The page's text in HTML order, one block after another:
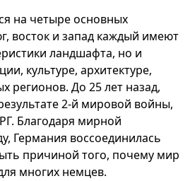
на четыре основных
восток и запад каждый имеют
ландшафта, но и
культуре, архитектуре,
регионов. До 25 лет назад,
2-й мировой войны,
Благодаря мирной
Германия воссоединилась
причиной того, почему мир
многих немцев.